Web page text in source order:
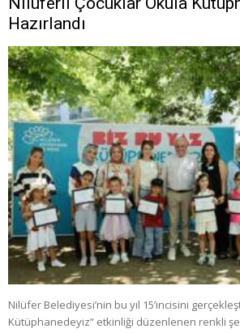
Hazırlandı
Nilüfer Belediyesi’nin bu yıl 15’incisini
Kütüphanedeyiz” etkinliği düzenlenen renkli